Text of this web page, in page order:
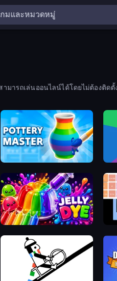
มารถเล่นออนไลน์ได้โดยไม่ต้องติดตั้
Pottery Master
Jelly Dye